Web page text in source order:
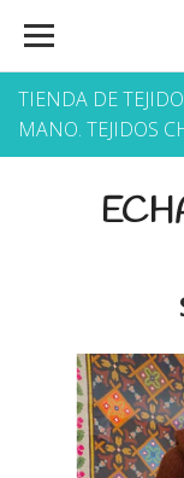
TIENDA DE
MANO. TEJIDOS